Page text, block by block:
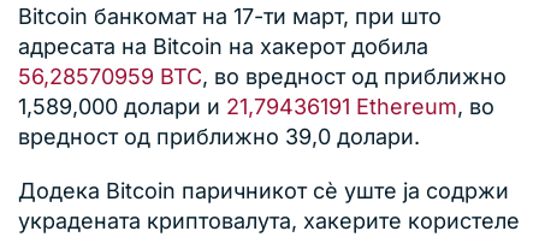
Bitcoin банкомат на 17-ти март, при што
адресата на Bitcoin на хакерот добила
56,28570959 BTC, во вредност од приближно
1,589,000 долари и 21,79436191 Ethereum, во
вредност од приближно 39,0 долари.
Додека Bitcoin паричникот сè уште ја содржи
украдената криптовалута, хакерите користеле